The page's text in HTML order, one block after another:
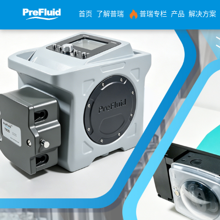
首页 了解普瑞 普瑞专栏 产品 解决方案